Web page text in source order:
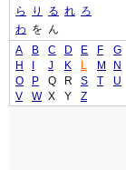
ら
り る れ ろ
わ を ん
A
B C D E F
G
H
J K L M
N
O
P Q R S T
U
V
W X Y Z